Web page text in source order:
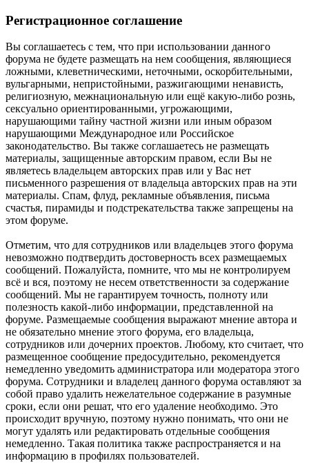
Регистрационное соглашение
Вы соглашаетесь с тем, что при использовании данного
форума не будете размещать на нем сообщения, являющиеся
ложными, клеветническими, неточными, оскорбительными,
вульгарными, непристойными, разжигающими ненависть,
религиозную, межнациональную или ещё какую-либо рознь,
сексуально ориентированными, угрожающими,
нарушающими тайну частной жизни или иным образом
нарушающими Международное или Российское
законодательство. Вы также соглашаетесь не размещать
материалы, защищенные авторским правом, если Вы не
являетесь владельцем авторских прав или у Вас нет
письменного разрешения от владельца авторских прав на эти
материалы. Спам, флуд, рекламные объявления, письма
счастья, пирамиды и подстрекательства также запрещены на
этом форуме.
Отметим, что для сотрудников или владельцев этого форума
невозможно подтвердить достоверность всех размещаемых
сообщений. Пожалуйста, помните, что мы не контролируем
всё и вся, поэтому не несем ответственности за содержание
сообщений. Мы не гарантируем точность, полноту или
полезность какой-либо информации, представленной на
форуме. Размещаемые сообщения выражают мнение автора и
не обязательно мнение этого форума, его владельца,
сотрудников или дочерних проектов. Любому, кто считает, что
размещенное сообщение предосудительно, рекомендуется
немедленно уведомить администратора или модератора этого
форума. Сотрудники и владелец данного форума оставляют за
собой право удалить нежелательное содержание в разумные
сроки, если они решат, что его удаление необходимо. Это
происходит вручную, поэтому нужно понимать, что они не
могут удалять или редактировать отдельные сообщения
немедленно. Такая политика также распространяется и на
информацию в профилях пользователей.